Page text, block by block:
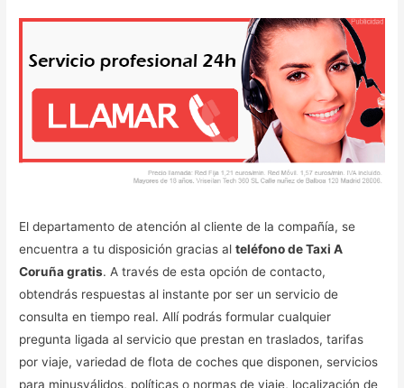
El departamento de atención al cliente de la compañía, se
encuentra a tu disposición gracias alteléfono de Taxi A
Coruña gratis. A través de esta opción de contacto,
obtendrás respuestas al instante por ser un servicio de
consulta en tiempo real. Allí podrás formular cualquier
pregunta ligada al servicio que prestan en traslados, tarifas
por viaje, variedad de flota de coches que disponen, servicios
para minusválidos, políticas o normas de viaje, localización de